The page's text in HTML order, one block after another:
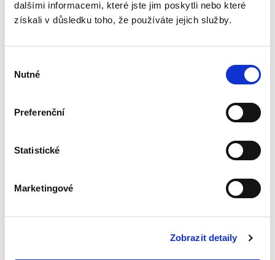
dalšími informacemi, které jste jim poskytli nebo které
získali v důsledku toho, že používáte jejich služby.
souhlasu
Nutné
Preferenční
Statistické
Marketingové
Zobrazit detaily
783,00 Kč
všechny přijaté nálezy a vybraná usnesení
Ústavního soudu. Pro odbornou, ale i laickou
architektuře